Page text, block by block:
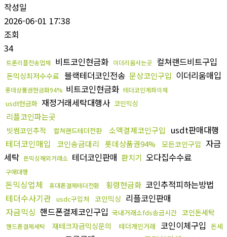
작성일
2026-06-01 17:38
조회
34
트론리플전송업체 비트코인현금화 이더리움사는곳 컬쳐랜드비트구입
돈믹싱최저수수료 블랙테더코인전송 문상코인구입 이더리움매입
롯데상품권현금화94% 비트코인현금화 테더코인계좌이체
usdt현금화 재정거래세탁대행사 코인믹싱
리플코인파는곳
빗썸코인추적 컬쳐랜드테더전환 소액결제코인구입
usdt판매대행
테더코인매입
코인송금대리 롯데상품권94% 모든코인구입 자금
세탁 돈믹싱해외거래소 테더코인판매 환치기 오다집수수료
구매대행
돈믹싱업체 휴대폰결제테더전환 횡령현금화 코인추적피하는방법
테더수사기관 usdc구입처 코인믹싱 리플코인판매
자금믹싱 핸드폰결제코인구입 국내거래소fds송금시간 코인돈세탁
핸드폰결제세탁 재테크자금믹싱문의 테더개인거래 코인이체구입 돈세